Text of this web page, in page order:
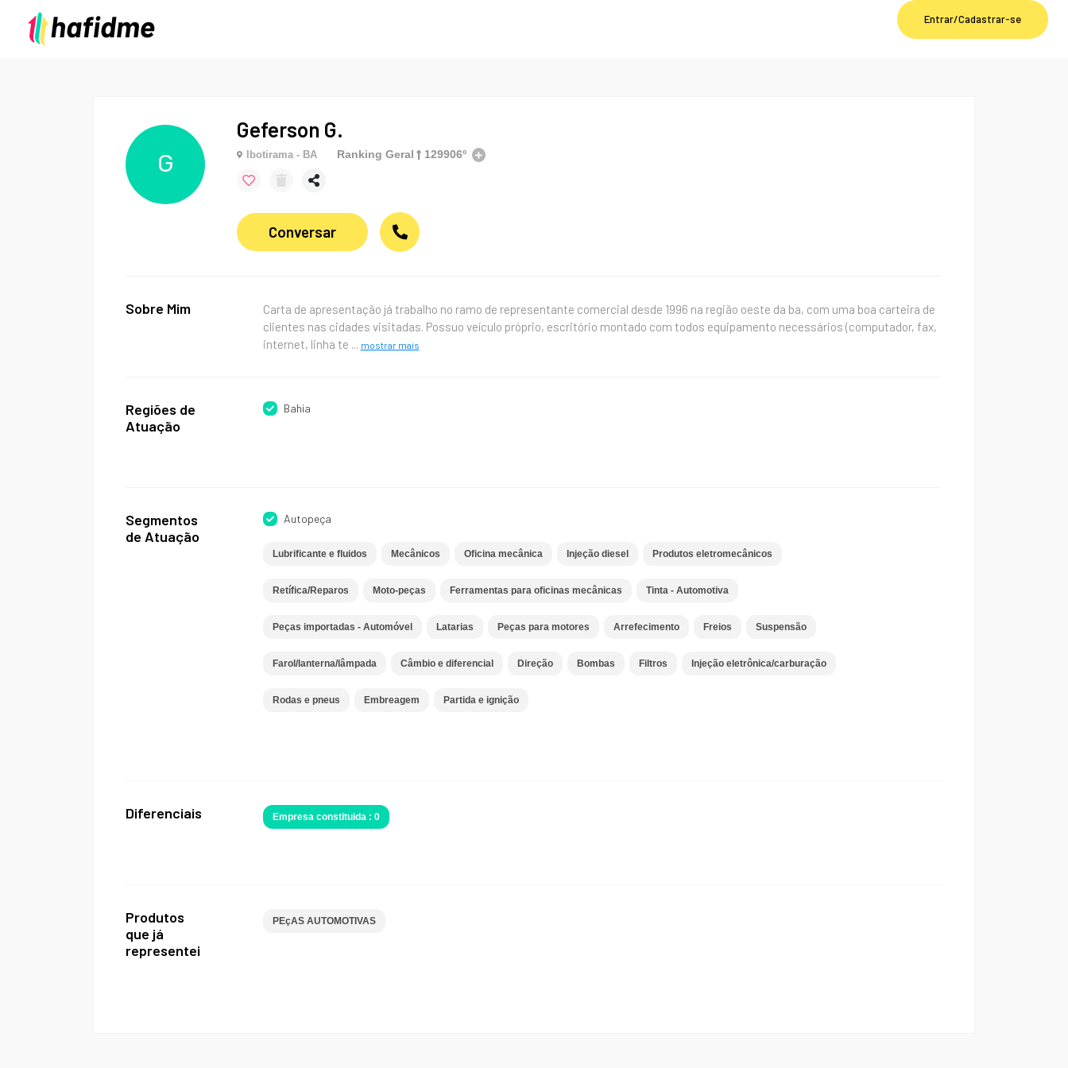
Entrar/Cadastrar-se
G
Geferson G.
Ibotirama - BA Ranking Geral 129906º
Conversar
Sobre Mim
Carta de apresentação já trabalho no ramo de representante comercial desde 1996 na região oeste da ba, com uma boa carteira de
clientes nas cidades visitadas. Possuo veículo próprio, escritório montado com todos equipamento necessários (computador, fax,
internet, linha te ... mostrar mais
Regiões de
Atuação
Bahia
Segmentos
de Atuação
Autopeça
Lubrificante e fluidos Mecânicos Oficina mecânica Injeção diesel Produtos eletromecânicos
Retífica/Reparos Moto-peças Ferramentas para oficinas mecânicas Tinta - Automotiva
Peças importadas - Automóvel Latarias Peças para motores Arrefecimento Freios Suspensão
Farol/lanterna/lâmpada Câmbio e diferencial Direção Bombas Filtros Injeção eletrônica/carburação
Rodas e pneus Embreagem Partida e ignição
Diferenciais Empresa constituida : 0
Produtos
que já
representei
PEçAS AUTOMOTIVAS